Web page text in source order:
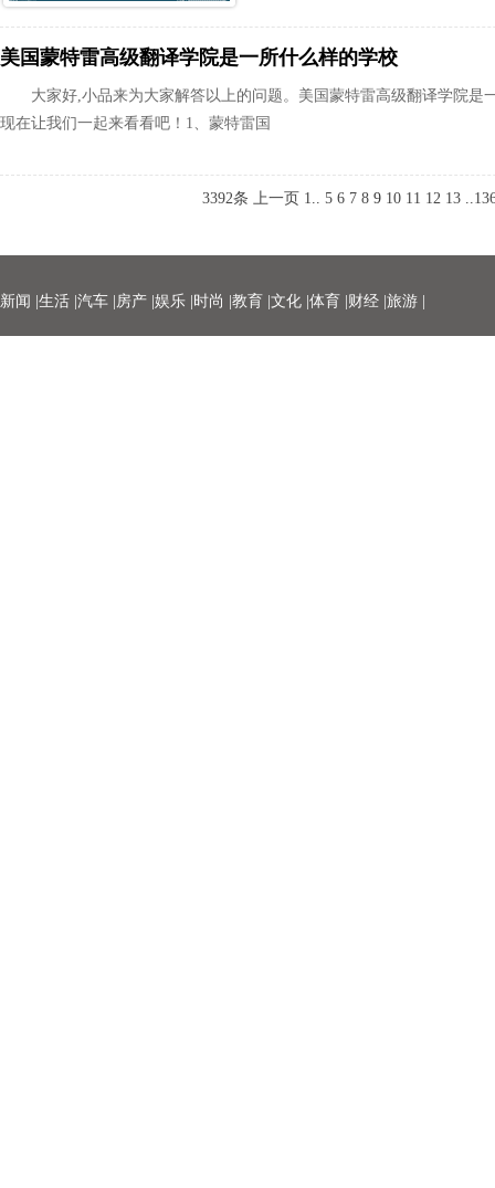
美国蒙特雷高级翻译学院是一所什么样的学校
大家好,小品来为大家解答以上的问题。美国蒙特雷高级翻译学院是
现在让我们一起来看看吧！1、蒙特雷国
3392条 上一页 1..5 6 7 8 9 10 11 12 13 ..
新闻 | 生活 | 汽车 | 房产 | 娱乐 | 时尚 | 教育 | 文化 | 体育 | 财经 | 旅游 |